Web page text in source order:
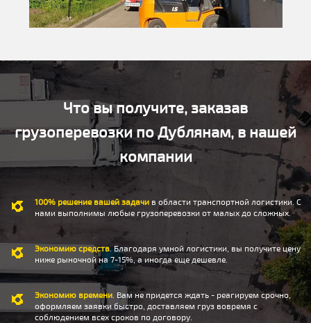
Что вы получите, заказав
грузоперевозки по Дублянам, в нашей
компании
100% решение вашей задачи в области транспортной логистики. С
нами выполнимы любые грузоперевозки от малых до сложных.
Экономию средств. Благодаря умной логистики, вы получите цену
ниже рыночной на 7-15%, а иногда еще дешевле.
Экономию времени . Вам не придется ждать - реагируем срочно,
оформляем заявки быстро, доставляем груз вовремя с
соблюдением всех сроков по договору.